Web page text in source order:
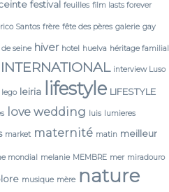
festival feuilles film lasts forever
Santos frère fête des pères galerie gay
seine hiver hotel huelva héritage familial
INTERNATIONAL interview Luso
lego leiria lifestyle LIFESTYLE
love wedding luis lumieres
market maternité matin meilleur
mondial melanie MEMBRE mer miradouro
musique mère nature